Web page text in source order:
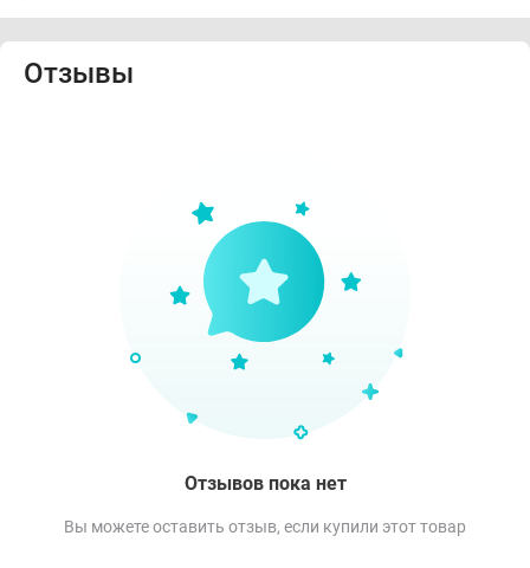
Отзывы
Отзывов пока нет
Вы можете оставить отзыв, если купили этот товар